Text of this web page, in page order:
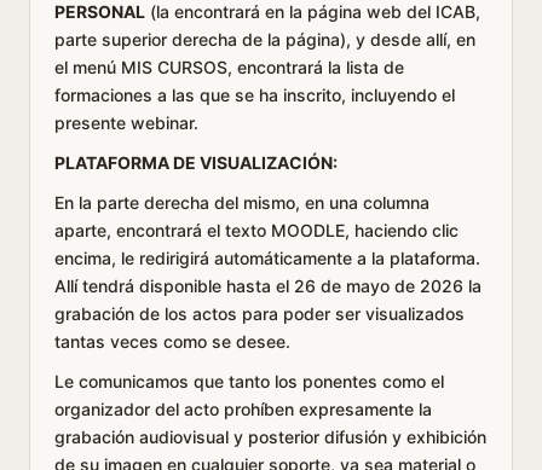
PERSONAL (la encontrará en la página web del ICAB,
parte superior derecha de la página), y desde allí, en
el menú MIS CURSOS, encontrará la lista de
formaciones a las que se ha inscrito, incluyendo el
presente webinar.
PLATAFORMA DE VISUALIZACIÓN:
En la parte derecha del mismo, en una columna
aparte, encontrará el texto MOODLE, haciendo clic
encima, le redirigirá automáticamente a la plataforma.
Allí tendrá disponible hasta el 26 de mayo de 2026 la
grabación de los actos para poder ser visualizados
tantas veces como se desee.
Le comunicamos que tanto los ponentes como el
organizador del acto prohíben expresamente la
grabación audiovisual y posterior difusión y exhibición
de su imagen en cualquier soporte, ya sea material o